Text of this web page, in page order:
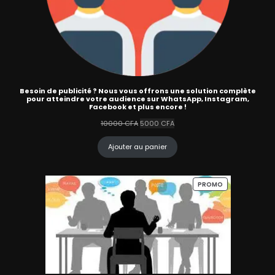
Besoin de publicité ? Nous vous offrons une solution complète
pour atteindre votre audience sur WhatsApp, Instagram,
Facebook et plus encore !
10000CFA Le
initial
était :
5000 CFALe
actuel
est :
Ajouter au panier
PROMOPRODUIT
EN
PROMOTION